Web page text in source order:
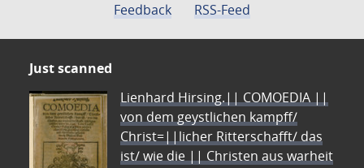
Feedback
RSS-Feed
Just scanned
Lienhard Hirsing.|| COMOEDIA ||
von dem geystlichen kampff/
Christ=||licher Ritterschafft/ das
ist/ wie die || Christen aus warheit